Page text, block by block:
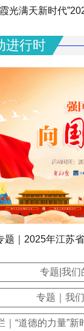
光满天新时代
满举办
进行时
题｜2025年江苏
专题|我们
专题｜我
｜“道德的力量”